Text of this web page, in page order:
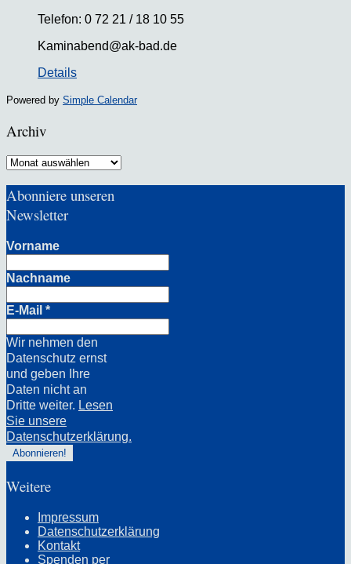
Telefon: 0 72 21 / 18 10 55
Kaminabend@ak-bad.de
Details
Powered by Simple Calendar
Archiv
Archiv
Abonniere unseren
Newsletter
Vorname
Nachname
E-Mail *
Wir nehmen den
Datenschutz ernst
und geben Ihre
Daten nicht an
Dritte weiter. Lesen
Sie unsere
Datenschutzerklärung.
Weitere
Impressum
Datenschutzerklärung
Kontakt
Spenden per